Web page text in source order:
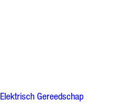
Elektrisch Gereedschap